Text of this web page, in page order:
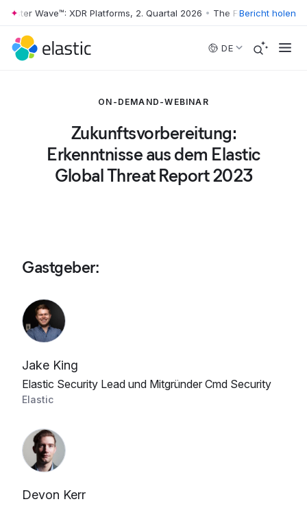
Skip to main content
Wave™: XDR Platforms, 2. Quartal 2026 • The Forrester Wave™:
Bericht holen
DE
ON-DEMAND-WEBINAR
Zukunftsvorbereitung:
Erkenntnisse aus dem Elastic
Global Threat Report 2023
Gastgeber:
Jake King
Elastic Security Lead und Mitgründer Cmd Security
Elastic
Devon Kerr